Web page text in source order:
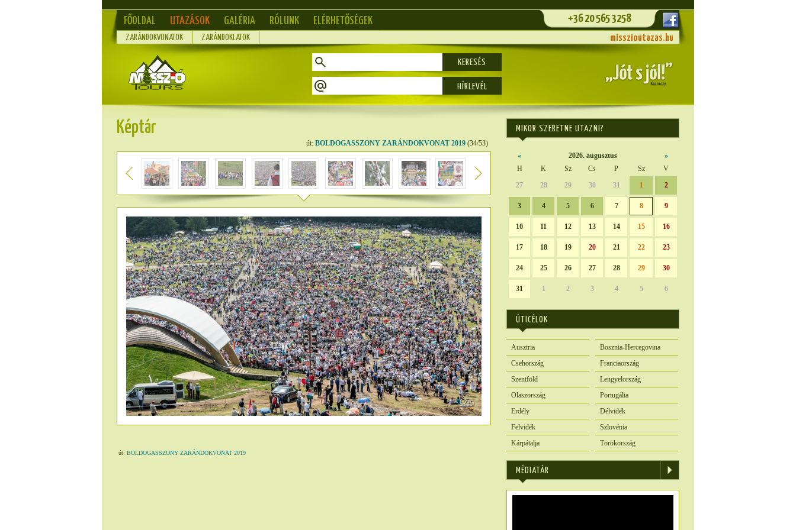
FŐOLDAL UTAZÁSOK GALÉRIA RÓLUNK ELÉRHETŐSÉGEK +36 20 565 3258
ZARÁNDOKVONATOK ZARÁNDOKLATOK misszioutazas.hu
KERESÉS
Képtár
út: BOLDOGASSZONY ZARÁNDOKVONAT 2019 (34/53)
út: BOLDOGASSZONY ZARÁNDOKVONAT 2019
MIKOR SZERETNE UTAZNI?
« 2026. augusztus
»
H
K Sz Cs P Sz
V
27
28 29 30 31 1 2
3 4 5 6 7 8 9
10 11 12 13 14 15 16
17 18 19 20 21 22 23
24 25 26 27 28 29 30
31 1 2 3 4 5 6
ÚTICÉLOK
Ausztria
Bosznia-Hercegovina
Csehország
Franciaország
Szentföld
Lengyelország
Olaszország
Portugália
Erdély
Délvidék
Felvidék
Szlovénia
Kárpátalja
Törökország
MÉDIATÁR